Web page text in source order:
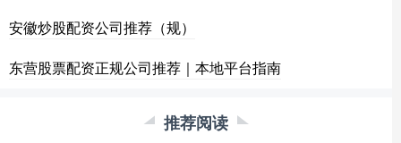
安徽炒股配资公司推荐（规）
东营股票配资正规公司推荐｜本地平台指南
推荐阅读